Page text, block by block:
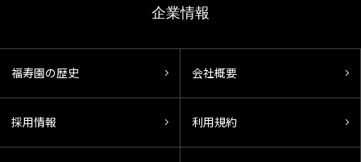
企業情報
福寿園の歴史 会社概要
採用情報 利用規約